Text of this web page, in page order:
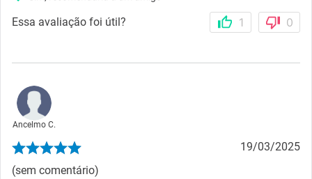
Essa avaliação foi útil? 1 0
Ancelmo C.
19/03/2025
(sem comentário)